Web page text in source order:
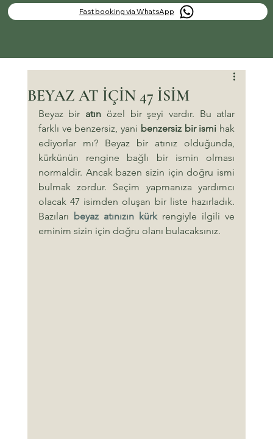
Fast booking via WhatsApp
BEYAZ AT İÇİN 47 İSİM
Beyaz bir atın özel bir şeyi vardır. Bu atlar
farklı ve benzersiz, yani benzersiz bir ismi hak
ediyorlar mı? Beyaz bir atınız olduğunda,
kürkünün rengine bağlı bir ismin olması
normaldir. Ancak bazen sizin için doğru ismi
bulmak zordur. Seçim yapmanıza yardımcı
olacak 47 isimden oluşan bir liste hazırladık.
Bazıları beyaz atınızın kürk rengiyle ilgili ve
eminim sizin için doğru olanı bulacaksınız.